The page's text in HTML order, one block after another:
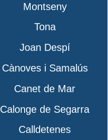
Montseny
Tona
Joan Despí
Cànoves i Samalús
Canet de Mar
Calonge de Segarra
Calldetenes